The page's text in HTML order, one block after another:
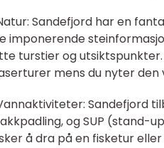
Sandefjord har en
imponerende
turstier og
mens du nyter den
Sandefjord
og SUP (stand-
å dra på en fisketur